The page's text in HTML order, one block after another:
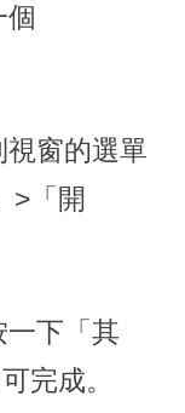
窗的選單
>「開
一下「其
完成。